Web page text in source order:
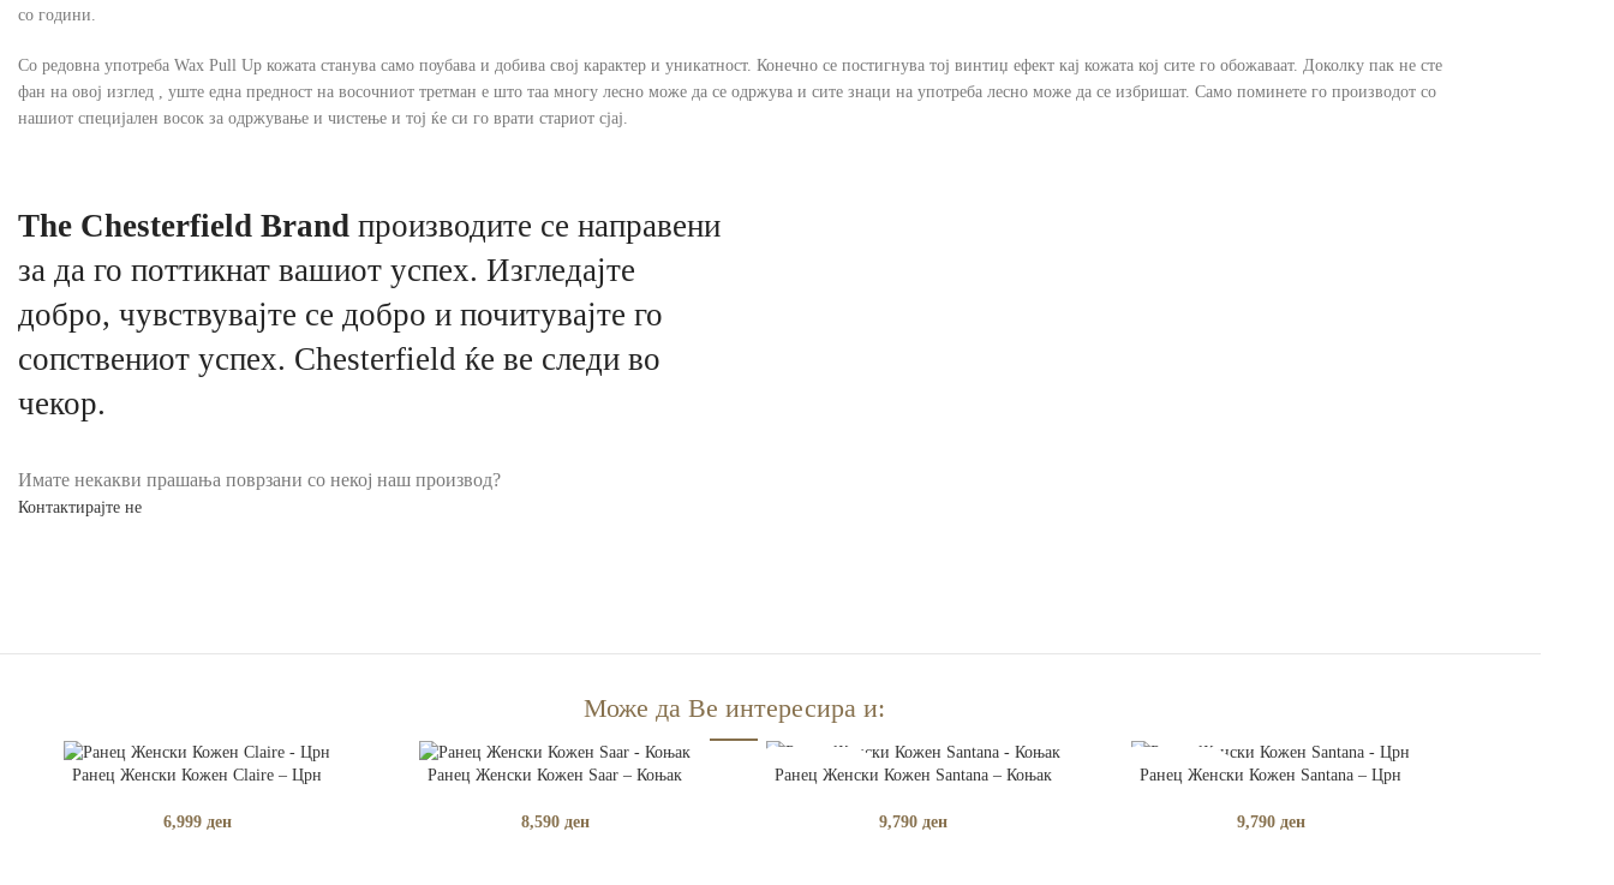
со години.
Со редовна употреба Wax Pull Up кожата станува само поубава и добива свој карактер и уникатност. Конечно се постигнува тој винтиџ ефект кај кожата кој сите го обожаваат. Доколку пак не сте
фан на овој изглед , уште една предност на восочниот третман е што таа многу лесно може да се одржува и сите знаци на употреба лесно може да се избришат. Само поминете го производот со
нашиот специјален восок за одржување и чистење и тој ќе си го врати стариот сјај.
The Chesterfield Brand производите се направени
за да го поттикнат вашиот успех. Изгледајте
добро, чувствувајте се добро и почитувајте го
сопствениот успех. Chesterfield ќе ве следи во
чекор.
Имате некакви прашања поврзани со некој наш производ?
Контактирајте не
Може да Ве интересира и:
ДОДАЈ ВО КОШНИЧКА
Ранец Женски Кожен Claire – Црн
6,999 ден
ДОДАЈ ВО КОШНИЧКА
Ранец Женски Кожен Saar – Коњак
8,590 ден
РАСПРОДАДЕНО
ПРОЧИТАЈ ПОВЕЌЕ
Ранец Женски Кожен Santana – Коњак
9,790 ден
РАСПРОДАДЕНО
ПРОЧИТАЈ ПОВЕЌЕ
Ранец Женски Кожен Santana – Црн
9,790 ден